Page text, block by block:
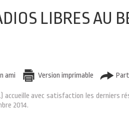
LIBRES AU
ami Version imprimable
accueille avec satisfaction les derniers
2014.